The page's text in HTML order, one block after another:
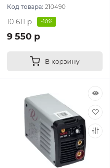
Код товара: 210490
10 611 р -10%
9 550 р
В корзину